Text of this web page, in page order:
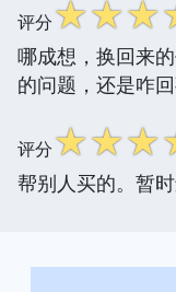
评分☆☆☆
哪成想，换回来
的问题，还是咋
评分☆☆☆
帮别人买的。暂